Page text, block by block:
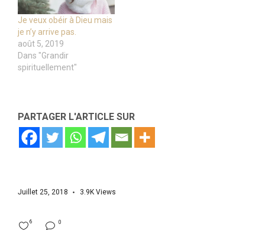
Je veux obéir à Dieu mais
je n’y arrive pas.
août 5, 2019
Dans "Grandir
spirituellement"
PARTAGER L'ARTICLE SUR
Juillet 25, 2018 3.9K Views
0
6